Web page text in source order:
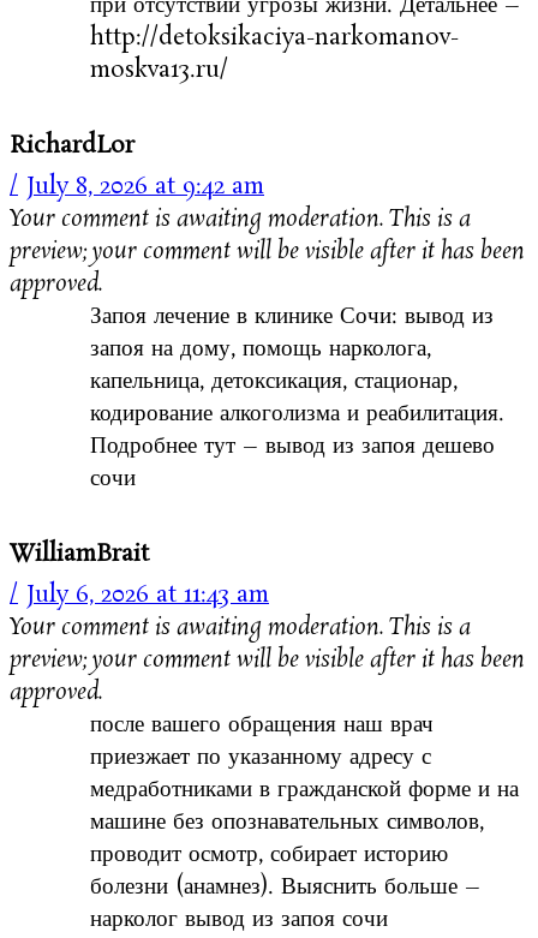
http://detoksikaciya-narkomanov-
moskva13.ru/
RichardLor
July 8, 2026 at 9:42 am
Your comment is awaiting moderation. This is a
preview; your comment will be visible after it has been
approved.
Запоя лечение в клинике Сочи: вывод из
запоя на дому, помощь нарколога,
капельница, детоксикация, стационар,
кодирование алкоголизма и реабилитация.
Подробнее тут – вывод из запоя дешево
сочи
WilliamBrait
July 6, 2026 at 11:43 am
Your comment is awaiting moderation. This is a
preview; your comment will be visible after it has been
approved.
после вашего обращения наш врач
приезжает по указанному адресу с
медработниками в гражданской форме и на
машине без опознавательных символов,
проводит осмотр, собирает историю
болезни (анамнез). Выяснить больше –
нарколог вывод из запоя сочи